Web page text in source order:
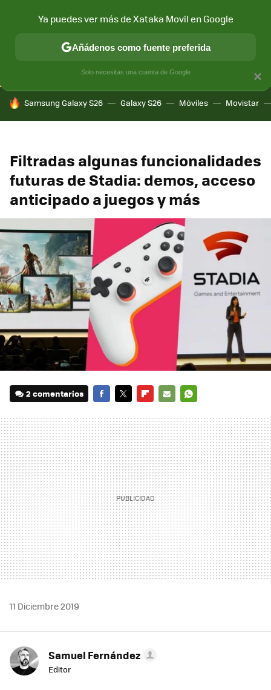
CONECTIVIDAD MÓVIL Y SOCIEDAD APLICACIONES
HOY SE HABLA DE
Samsung Galaxy S26 Galaxy S26 Móviles Movistar
Filtradas algunas funcionalidades
futuras de Stadia: demos, acceso
anticipado a juegos y más
2 comentarios
MAIL
11 Diciembre 2019
Samuel Fernández
Editor
×
Ya puedes ver más de Xataka Movil en Google
Añádenos como fuente preferida
Solo necesitas una cuenta de Google